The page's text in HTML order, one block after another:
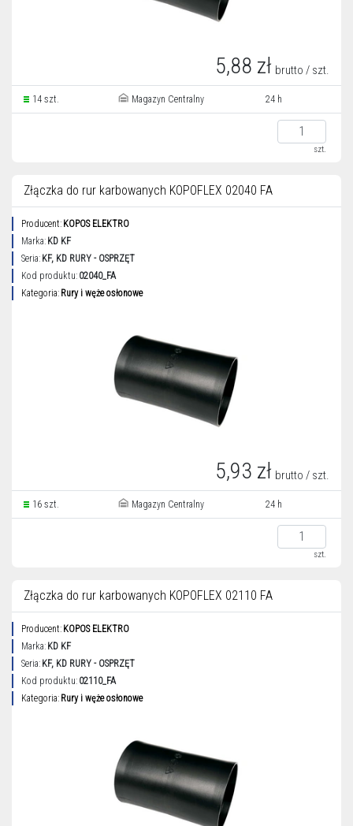
5,88 zł brutto / szt.
14 szt. Magazyn Centralny 24 h
szt.
Złączka do rur karbowanych KOPOFLEX 02040 FA
Producent: KOPOS ELEKTRO
Marka: KD KF
Seria: KF, KD RURY - OSPRZĘT
Kod produktu: 02040_FA
Kategoria: Rury i węże osłonowe
5,93 zł brutto / szt.
16 szt. Magazyn Centralny 24 h
szt.
Złączka do rur karbowanych KOPOFLEX 02110 FA
Producent: KOPOS ELEKTRO
Marka: KD KF
Seria: KF, KD RURY - OSPRZĘT
Kod produktu: 02110_FA
Kategoria: Rury i węże osłonowe